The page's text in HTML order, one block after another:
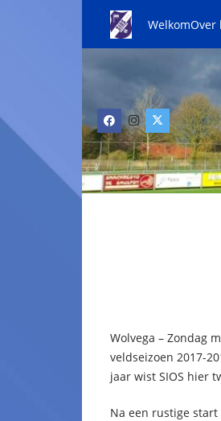
WelkomOver
Wolvega – Zondag
veldseizoen 2017-
jaar wist SIOS hier
Na een rustige